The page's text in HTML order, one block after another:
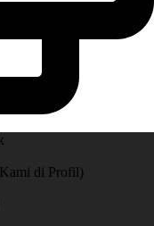
di Profil)